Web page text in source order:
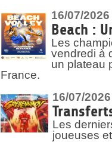
16/07/2026
Beach :
Les
vendredi à
un plateau
France.
16/07/2026
Les
joueuses